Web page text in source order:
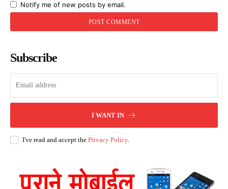
Notify me of new posts by email.
Subscribe
I WANT IN
I've read and accept the Privacy Policy.